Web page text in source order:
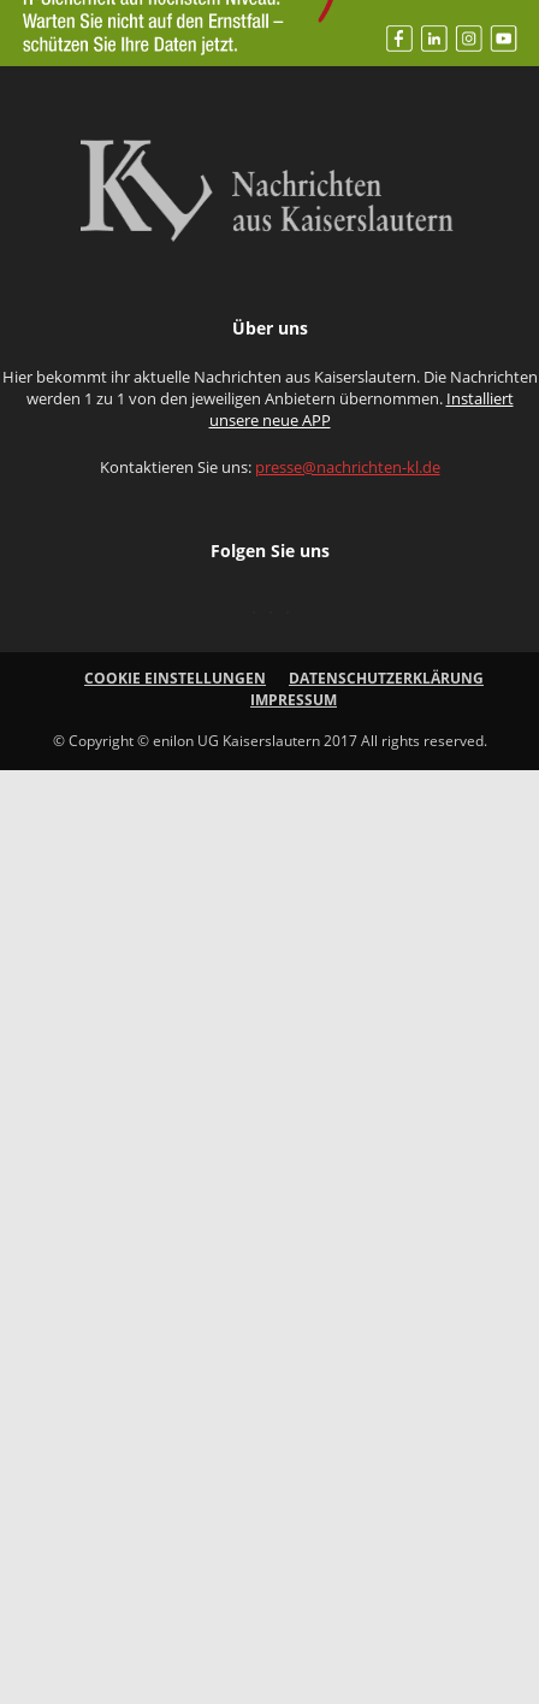
Über uns
Hier bekommt ihr aktuelle Nachrichten aus Kaiserslautern. Die Nachrichten
werden 1 zu 1 von den jeweiligen Anbietern übernommen. Installiert
unsere neue APP
Kontaktieren Sie uns: presse@nachrichten-kl.de
Folgen Sie uns
COOKIE EINSTELLUNGEN
DATENSCHUTZERKLÄRUNG
IMPRESSUM
© Copyright © enilon UG Kaiserslautern 2017 All rights reserved.